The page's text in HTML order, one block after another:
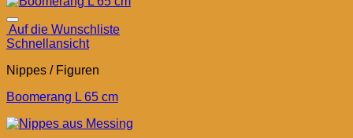
Auf die Wunschliste
Schnellansicht
Nippes / Figuren
Boomerang L 65 cm